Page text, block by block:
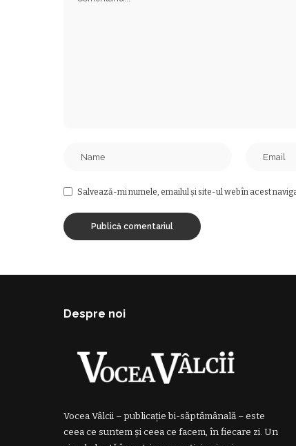
Salvează-mi numele, emailul și site-ul web în acest
Despre noi
Vocea Vâlcii – publicație bi-săptămânală – este
ceea ce suntem și ceea ce facem, în fiecare zi. Un